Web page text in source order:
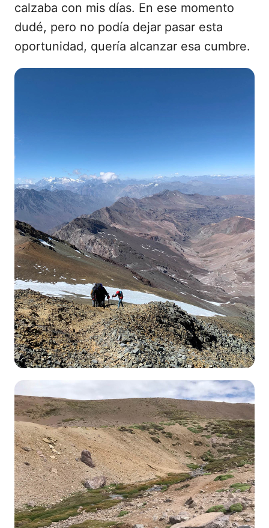
calzaba con mis días. En ese momento
dudé, pero no podía dejar pasar esta
oportunidad, quería alcanzar esa cumbre.